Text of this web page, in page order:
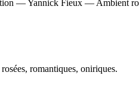
romantiques, oniriques.